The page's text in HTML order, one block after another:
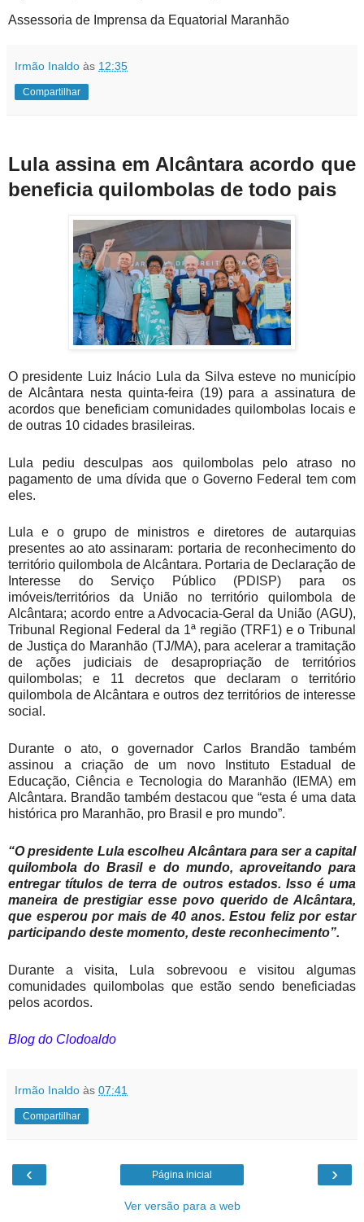
Assessoria de Imprensa da Equatorial Maranhão
Irmão Inaldo às 12:35
Compartilhar
Lula assina em Alcântara acordo que
beneficia quilombolas de todo pais
O presidente Luiz Inácio Lula da Silva esteve no município
de Alcântara nesta quinta-feira (19) para a assinatura de
acordos que beneficiam comunidades quilombolas locais e
de outras 10 cidades brasileiras.
Lula pediu desculpas aos quilombolas pelo atraso no
pagamento de uma dívida que o Governo Federal tem com
eles.
Lula e o grupo de ministros e diretores de autarquias
presentes ao ato assinaram: portaria de reconhecimento do
território quilombola de Alcântara. Portaria de Declaração de
Interesse do Serviço Público (PDISP) para os
imóveis/territórios da União no território quilombola de
Alcântara; acordo entre a Advocacia-Geral da União (AGU),
Tribunal Regional Federal da 1ª região (TRF1) e o Tribunal
de Justiça do Maranhão (TJ/MA), para acelerar a tramitação
de ações judiciais de desapropriação de territórios
quilombolas; e 11 decretos que declaram o território
quilombola de Alcântara e outros dez territórios de interesse
social.
Durante o ato, o governador Carlos Brandão também
assinou a criação de um novo Instituto Estadual de
Educação, Ciência e Tecnologia do Maranhão (IEMA) em
Alcântara. Brandão também destacou que “esta é uma data
histórica pro Maranhão, pro Brasil e pro mundo”.
“O presidente Lula escolheu Alcântara para ser a capital
quilombola do Brasil e do mundo, aproveitando para
entregar títulos de terra de outros estados. Isso é uma
maneira de prestigiar esse povo querido de Alcântara,
que esperou por mais de 40 anos. Estou feliz por estar
participando deste momento, deste reconhecimento”.
Durante a visita, Lula sobrevoou e visitou algumas
comunidades quilombolas que estão sendo beneficiadas
pelos acordos.
Blog do Clodoaldo
Irmão Inaldo às 07:41
Compartilhar
‹ ›
Página inicial
Ver versão para a web